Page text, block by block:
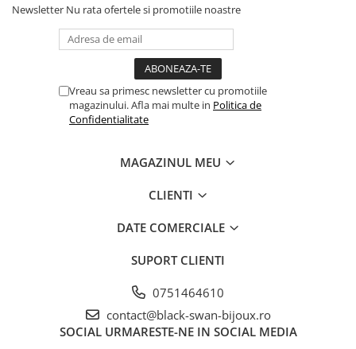
Newsletter Nu rata ofertele si promotiile noastre
Vreau sa primesc newsletter cu promotiile
magazinului. Afla mai multe in Politica de
Confidentialitate
MAGAZINUL MEU
CLIENTI
DATE COMERCIALE
SUPORT CLIENTI
0751464610
contact@black-swan-bijoux.ro
SOCIAL URMARESTE-NE IN SOCIAL MEDIA